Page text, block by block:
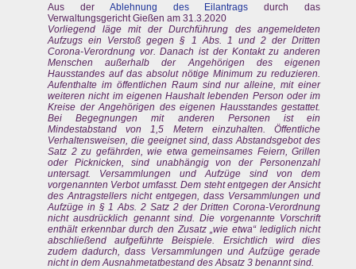
Aus der Ablehnung des Eilantrags durch das
Verwaltungsgericht Gießen am 31.3.2020
Vorliegend läge mit der Durchführung des angemeldeten
Aufzugs ein Verstoß gegen § 1 Abs. 1 und 2 der Dritten
Corona-Verordnung vor. Danach ist der Kontakt zu anderen
Menschen außerhalb der Angehörigen des eigenen
Hausstandes auf das absolut nötige Minimum zu reduzieren.
Aufenthalte im öffentlichen Raum sind nur alleine, mit einer
weiteren nicht im eigenen Haushalt lebenden Person oder im
Kreise der Angehörigen des eigenen Hausstandes gestattet.
Bei Begegnungen mit anderen Personen ist ein
Mindestabstand von 1,5 Metern einzuhalten. Öffentliche
Verhaltensweisen, die geeignet sind, dass Abstandsgebot des
Satz 2 zu gefährden, wie etwa gemeinsames Feiern, Grillen
oder Picknicken, sind unabhängig von der Personenzahl
untersagt. Versammlungen und Aufzüge sind von dem
vorgenannten Verbot umfasst. Dem steht entgegen der Ansicht
des Antragstellers nicht entgegen, dass Versammlungen und
Aufzüge in § 1 Abs. 2 Satz 2 der Dritten Corona-Verordnung
nicht ausdrücklich genannt sind. Die vorgenannte Vorschrift
enthält erkennbar durch den Zusatz „wie etwa“ lediglich nicht
abschließend aufgeführte Beispiele. Ersichtlich wird dies
zudem dadurch, dass Versammlungen und Aufzüge gerade
nicht in dem Ausnahmetatbestand des Absatz 3 benannt sind.